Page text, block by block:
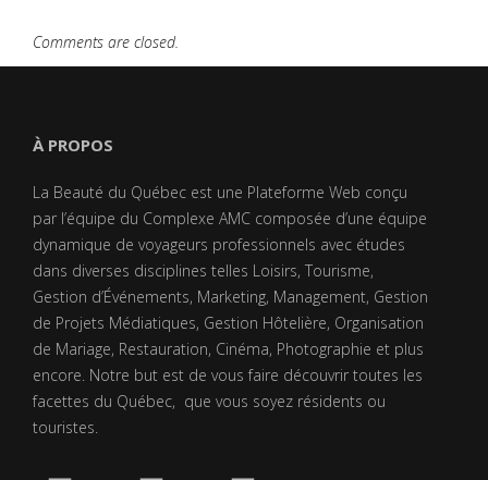
Comments are closed.
À PROPOS
La Beauté du Québec est une Plateforme Web conçu
par l’équipe du Complexe AMC composée d’une équipe
dynamique de voyageurs professionnels avec études
dans diverses disciplines telles Loisirs, Tourisme,
Gestion d’Événements, Marketing, Management, Gestion
de Projets Médiatiques, Gestion Hôtelière, Organisation
de Mariage, Restauration, Cinéma, Photographie et plus
encore. Notre but est de vous faire découvrir toutes les
facettes du Québec, que vous soyez résidents ou
touristes.